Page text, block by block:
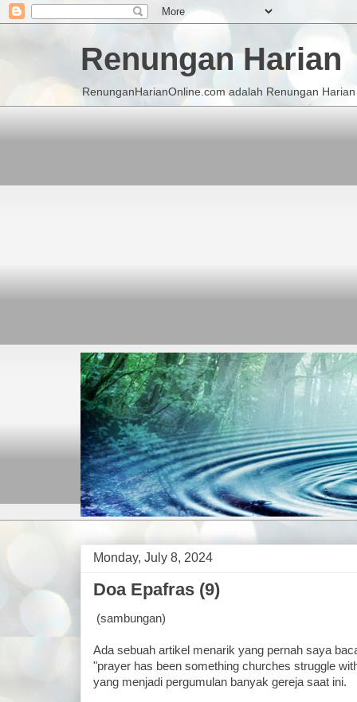
Renungan Harian
RenunganHarianOnline.com adalah Renungan
Monday, July 8, 2024
Doa Epafras (9)
(sambungan)
Ada sebuah artikel menarik yang pernah saya
"prayer has been something churches struggle
yang menjadi pergumulan banyak gereja saat ini.